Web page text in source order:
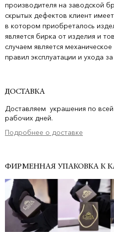
производителя на заводской
скрытых дефектов клиент
в котором приобреталось
является бирка от изделия и
случаем является
правил эксплуатации и ухода
ДОСТАВКА
Доставляем украшения по
рабочих дней.
Подробнее о доставке
ФИРМЕННАЯ УПАКОВКА К